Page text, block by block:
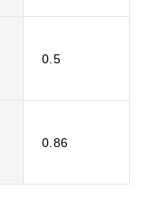
0.5
0.86